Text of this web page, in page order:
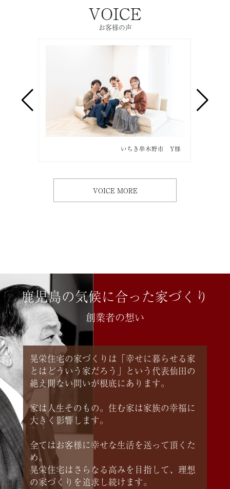
VOICE
お客様の声
いちき串木野市 Y様
VOICE MORE
鹿児島の気候に合った家づくり
創業者の想い
晃栄住宅の家づくりは「幸せに暮らせる家
とはどういう家だろう」という代表仙田の
絶え間ない問いが根底にあります。
家は人生そのもの。住む家は家族の幸福に
大きく影響します。
全てはお客様に幸せな生活を送って頂くた
め。
晃栄住宅はさらなる高みを目指して、理想
の家づくりを追求し続けます。